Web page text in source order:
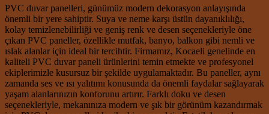
PVC duvar panelleri, günümüz modern dekorasyon anlayışında
önemli bir yere sahiptir. Suya ve neme karşı üstün dayanıklılığı,
kolay temizlenebilirliği ve geniş renk ve desen seçenekleriyle öne
çıkan PVC paneller, özellikle mutfak, banyo, balkon gibi nemli ve
ıslak alanlar için ideal bir tercihtir. Firmamız, Kocaeli genelinde en
kaliteli PVC duvar paneli ürünlerini temin etmekte ve profesyonel
ekiplerimizle kusursuz bir şekilde uygulamaktadır. Bu paneller, aynı
zamanda ses ve ısı yalıtımı konusunda da önemli faydalar sağlayarak
yaşam alanlarınızın konforunu artırır. Farklı doku ve desen
seçenekleriyle, mekanınıza modern ve şık bir görünüm kazandırmak